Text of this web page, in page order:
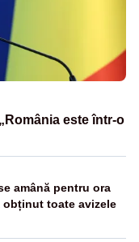
este într-o
amână pentru ora
obținut toate avizele